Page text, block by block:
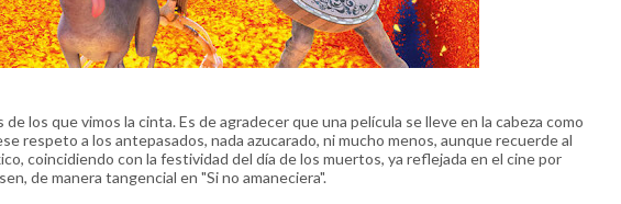
los que vimos la cinta. Es de agradecer que una película se lleve en la cabeza como
respeto a los antepasados, nada azucarado, ni mucho menos, aunque recuerde al
coincidiendo con la festividad del día de los muertos, ya reflejada en el cine por
de manera tangencial en "Si no amaneciera".